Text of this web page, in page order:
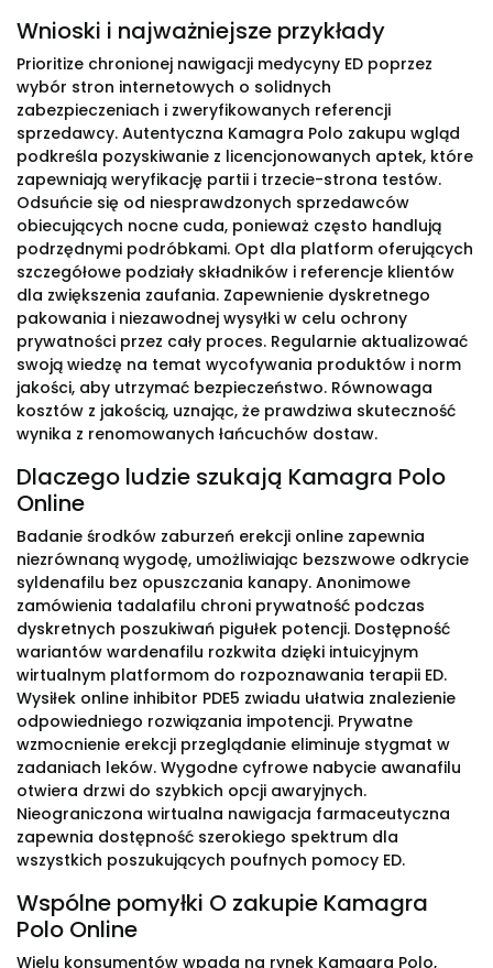
Wnioski i najważniejsze przykłady
Prioritize chronionej nawigacji medycyny ED poprzez
wybór stron internetowych o solidnych
zabezpieczeniach i zweryfikowanych referencji
sprzedawcy. Autentyczna Kamagra Polo zakupu wgląd
podkreśla pozyskiwanie z licencjonowanych aptek, które
zapewniają weryfikację partii i trzecie-strona testów.
Odsuńcie się od niesprawdzonych sprzedawców
obiecujących nocne cuda, ponieważ często handlują
podrzędnymi podróbkami. Opt dla platform oferujących
szczegółowe podziały składników i referencje klientów
dla zwiększenia zaufania. Zapewnienie dyskretnego
pakowania i niezawodnej wysyłki w celu ochrony
prywatności przez cały proces. Regularnie aktualizować
swoją wiedzę na temat wycofywania produktów i norm
jakości, aby utrzymać bezpieczeństwo. Równowaga
kosztów z jakością, uznając, że prawdziwa skuteczność
wynika z renomowanych łańcuchów dostaw.
Dlaczego ludzie szukają Kamagra Polo
Online
Badanie środków zaburzeń erekcji online zapewnia
niezrównaną wygodę, umożliwiając bezszwowe odkrycie
syldenafilu bez opuszczania kanapy. Anonimowe
zamówienia tadalafilu chroni prywatność podczas
dyskretnych poszukiwań pigułek potencji. Dostępność
wariantów wardenafilu rozkwita dzięki intuicyjnym
wirtualnym platformom do rozpoznawania terapii ED.
Wysiłek online inhibitor PDE5 zwiadu ułatwia znalezienie
odpowiedniego rozwiązania impotencji. Prywatne
wzmocnienie erekcji przeglądanie eliminuje stygmat w
zadaniach leków. Wygodne cyfrowe nabycie awanafilu
otwiera drzwi do szybkich opcji awaryjnych.
Nieograniczona wirtualna nawigacja farmaceutyczna
zapewnia dostępność szerokiego spektrum dla
wszystkich poszukujących poufnych pomocy ED.
Wspólne pomyłki O zakupie Kamagra
Polo Online
Wielu konsumentów wpada na rynek Kamagra Polo,